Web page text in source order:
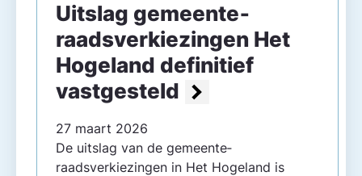
Uitslag gemeente­
raadsverkiezingen Het
Hogeland definitief
vastgesteld
27 maart 2026
De uitslag van de gemeente­
raadsverkiezingen in Het Hogeland is